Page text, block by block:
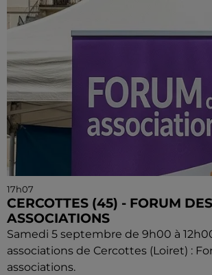
17h07
CERCOTTES (45) - FORUM DES
ASSOCIATIONS
Samedi 5 septembre de 9h00 à
associations de Cercottes (Loiret) :
associations.